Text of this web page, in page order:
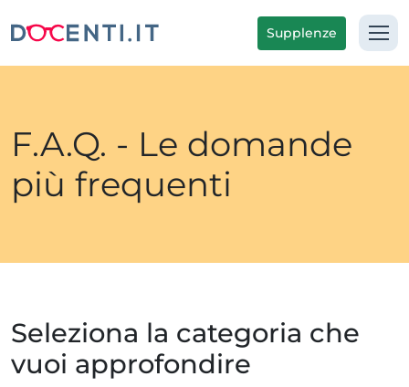
Supplenze
F.A.Q. - Le domande
più frequenti
Seleziona la categoria che
vuoi approfondire